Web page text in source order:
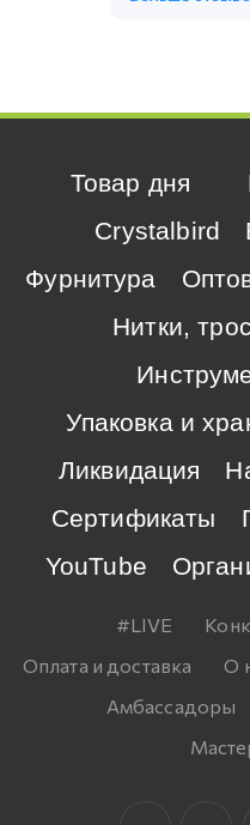
Товар дня
Crystalbird
Фурнитура
Нитки,
Упаковка и
Ликвидация
Сертификаты
YouTube
#LIVE
Оплата и доставка
О
Амбассадоры